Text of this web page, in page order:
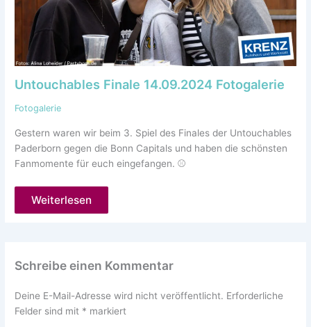
Untouchables Finale 14.09.2024 Fotogalerie
Fotogalerie
Gestern waren wir beim 3. Spiel des Finales der Untouchables
Paderborn gegen die Bonn Capitals und haben die schönsten
Fanmomente für euch eingefangen. ⚾
Weiterlesen
Schreibe einen Kommentar
Deine E-Mail-Adresse wird nicht veröffentlicht. Erforderliche
Felder sind mit * markiert